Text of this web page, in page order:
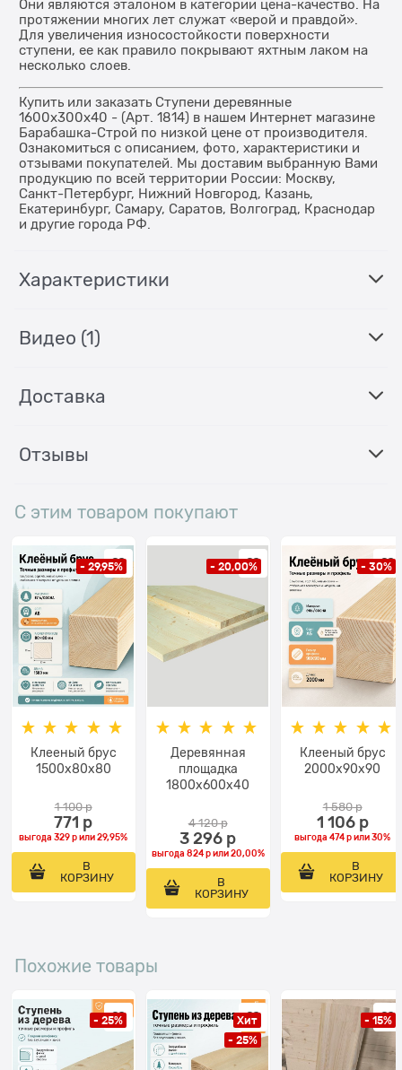
Они являются эталоном в категории цена-качество. На
протяжении многих лет служат «верой и правдой».
Для увеличения износостойкости поверхности
ступени, ее как правило покрывают яхтным лаком на
несколько слоев.
Купить или заказать Ступени деревянные
1600x300x40 - (Арт. 1814) в нашем Интернет магазине
Барабашка-Строй по низкой цене от производителя.
Ознакомиться с описанием, фото, характеристики и
отзывами покупателей. Мы доставим выбранную Вами
продукцию по всей территории России: Москву,
Санкт-Петербург, Нижний Новгород, Казань,
Екатеринбург, Самару, Саратов, Волгоград, Краснодар
и другие города РФ.
Характеристики
Видео (1)
Доставка
Отзывы
С этим товаром покупают
- 29,95%
Клееный брус
1500х80x80
1 100 р
771 р
выгода329 рили29,95%
В
КОРЗИНУ
- 20,00%
Деревянная
площадка
1800х600х40
4 120 р
3 296 р
выгода 824 рили20,00%
В
КОРЗИНУ
- 30%
Клееный брус
2000х90x90
1 580 р
1 106 р
выгода474 рили30%
В
КОРЗИНУ
Похожие товары
- 25%
Хит
- 25%
- 15%